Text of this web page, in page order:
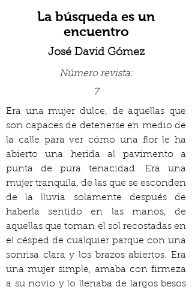
La búsqueda es un
encuentro
José David Gómez
Número revista:
7
Era una mujer dulce, de aquellas que
son capaces de detenerse en medio de
la calle para ver cómo una flor le ha
abierto una herida al pavimento a
punta de pura tenacidad. Era una
mujer tranquila, de las que se esconden
de la lluvia solamente después de
haberla sentido en las manos, de
aquellas que toman el sol recostadas en
el césped de cualquier parque con una
sonrisa clara y los brazos abiertos. Era
una mujer simple, amaba con firmeza
a su novio y lo llenaba de largos besos